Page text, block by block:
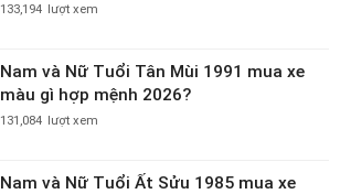
133,194 lượt xem
Nam và Nữ Tuổi Tân Mùi 1991 mua xe
màu gì hợp mệnh 2026?
131,084 lượt xem
Nam và Nữ Tuổi Ất Sửu 1985 mua xe